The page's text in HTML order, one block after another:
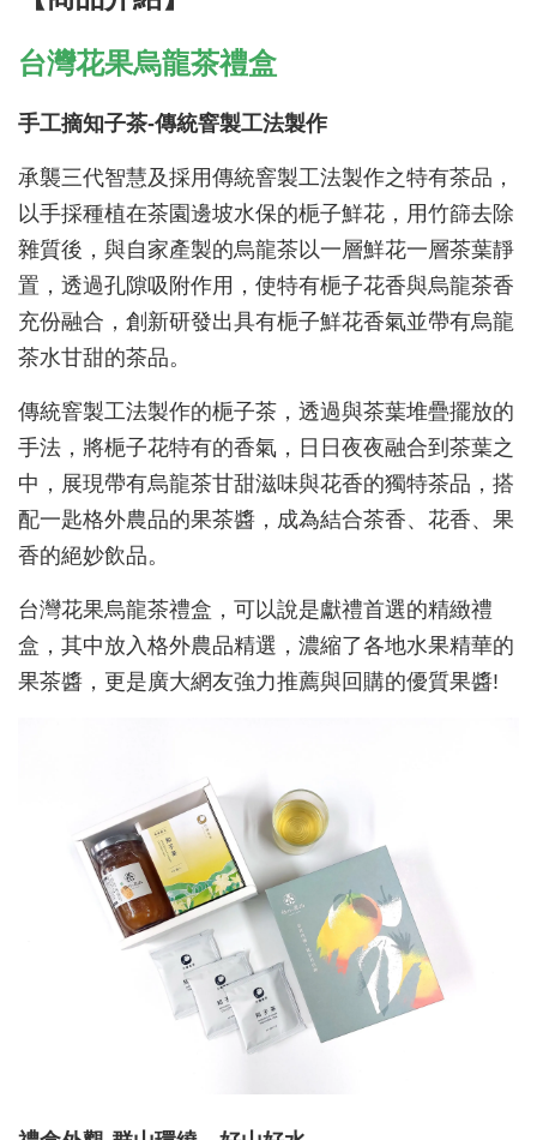
台灣花果烏龍茶禮盒
手工摘知子茶-傳統窨製工法製作
承襲三代智慧及採用傳統窨製工法製作之特有茶品，
以手採種植在茶園邊坡水保的梔子鮮花，用竹篩去除
雜質後，與自家產製的烏龍茶以一層鮮花一層茶葉靜
置，透過孔隙吸附作用，使特有梔子花香與烏龍茶香
充份融合，創新研發出具有梔子鮮花香氣並帶有烏龍
茶水甘甜的茶品。
傳統窨製工法製作的梔子茶，透過與茶葉堆疊擺放的
手法，將梔子花特有的香氣，日日夜夜融合到茶葉之
中，展現帶有烏龍茶甘甜滋味與花香的獨特茶品，搭
配一匙格外農品的果茶醬，成為結合茶香、花香、果
香的絕妙飲品。
台灣花果烏龍茶禮盒，可以說是獻禮首選的精緻禮
盒，其中放入格外農品精選，濃縮了各地水果精華的
果茶醬，更是廣大網友強力推薦與回購的優質果醬!